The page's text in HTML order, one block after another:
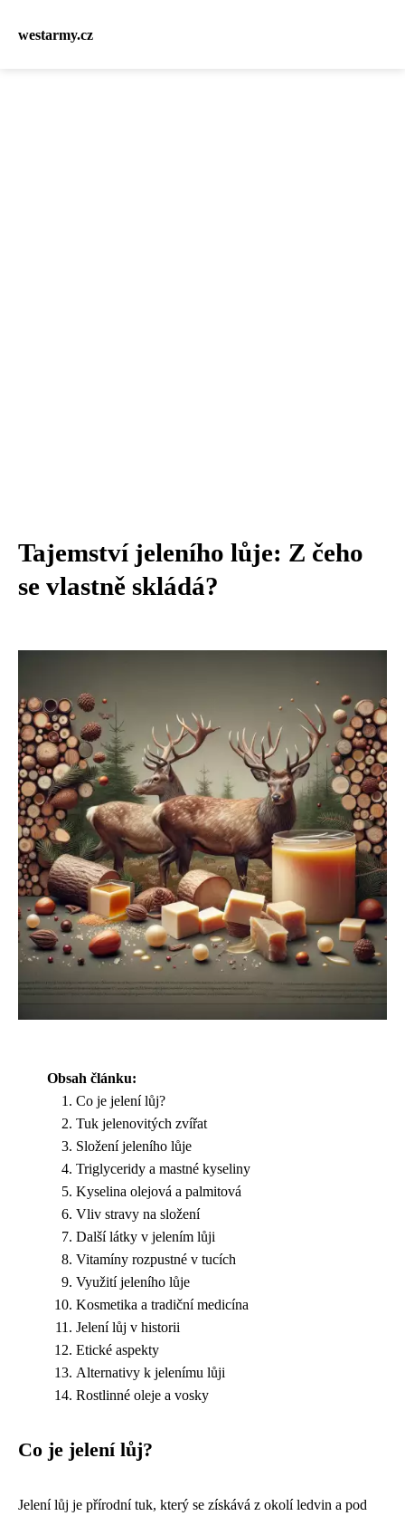
westarmy.cz
Tajemství jeleního lůje: Z čeho
se vlastně skládá?
Obsah článku:
Co je jelení lůj?
Tuk jelenovitých zvířat
Složení jeleního lůje
Triglyceridy a mastné kyseliny
Kyselina olejová a palmitová
Vliv stravy na složení
Další látky v jelením lůji
Vitamíny rozpustné v tucích
Využití jeleního lůje
Kosmetika a tradiční medicína
Jelení lůj v historii
Etické aspekty
Alternativy k jelenímu lůji
Rostlinné oleje a vosky
Co je jelení lůj?
Jelení lůj je přírodní tuk, který se získává z okolí ledvin a pod